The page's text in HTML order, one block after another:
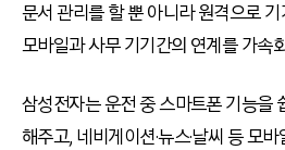
문서 관리를 할 뿐 아니라 원격으로
모바일과 사무 기기간의 연계를 가속
삼성전자는 운전 중 스마트폰 기능을
해주고, 네비게이션·뉴스·날씨 등 모